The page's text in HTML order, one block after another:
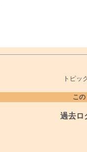
トピッ
こ
過去ロ